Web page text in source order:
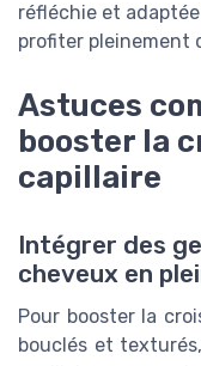
réfléchie et
profiter pleinement
Astuces
booster la
capillaire
Intégrer des
cheveux en
Pour booster la
bouclés et